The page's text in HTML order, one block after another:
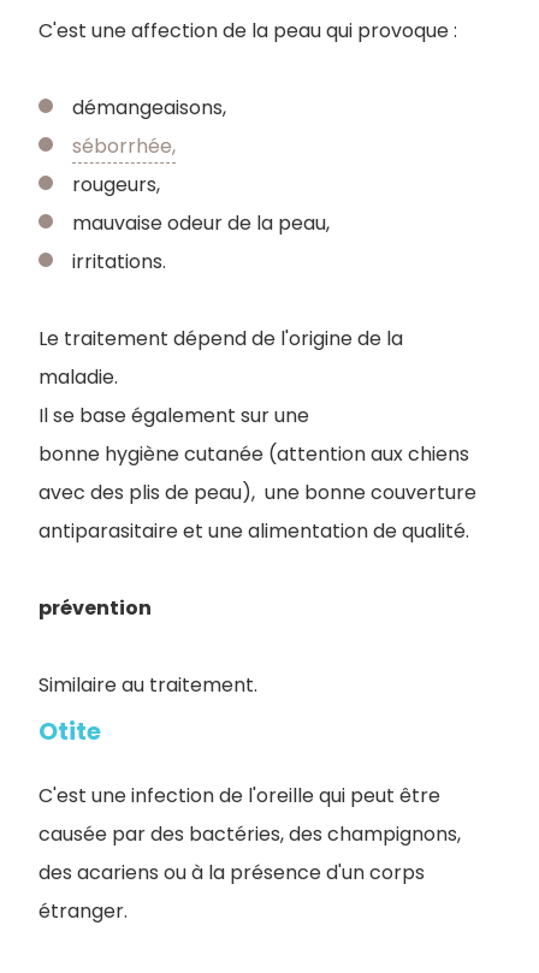
C'est une affection de la peau qui provoque :
démangeaisons,
séborrhée,
rougeurs,
mauvaise odeur de la peau,
irritations.
Le traitement dépend de l'origine de la
maladie.
Il se base également sur une
bonne hygiène cutanée (attention aux chiens
avec des plis de peau), une bonne couverture
antiparasitaire et une alimentation de qualité.
prévention
Similaire au traitement.
Otite
C'est une infection de l'oreille qui peut être
causée par des bactéries, des champignons,
des acariens ou à la présence d'un corps
étranger.